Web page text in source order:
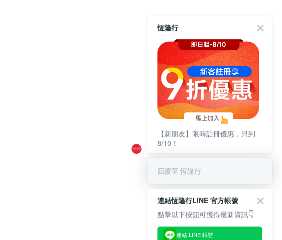
恆隆行
【新朋友】限時註冊優惠，只到
8/10！
回覆至 恆隆行
連結恆隆行LINE 官方帳號
點擊以下按鈕可獲得最新資訊👇
連結 LINE 帳號